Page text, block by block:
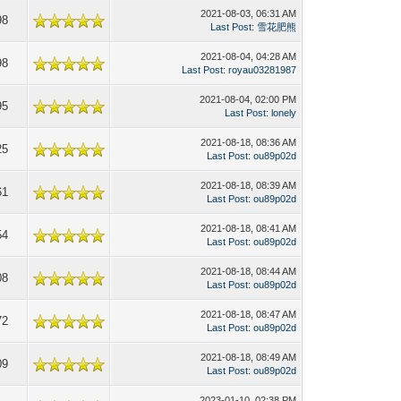
2021-08-03, 06:31 AM
Last Post: 雪花肥熊
2021-08-04, 04:28 AM
Last Post:royau03281987
2021-08-04, 02:00 PM
Last Post:lonely
2021-08-18, 08:36 AM
Last Post:ou89p02d
2021-08-18, 08:39 AM
Last Post:ou89p02d
2021-08-18, 08:41 AM
Last Post:ou89p02d
2021-08-18, 08:44 AM
Last Post:ou89p02d
2021-08-18, 08:47 AM
Last Post:ou89p02d
2021-08-18, 08:49 AM
Last Post:ou89p02d